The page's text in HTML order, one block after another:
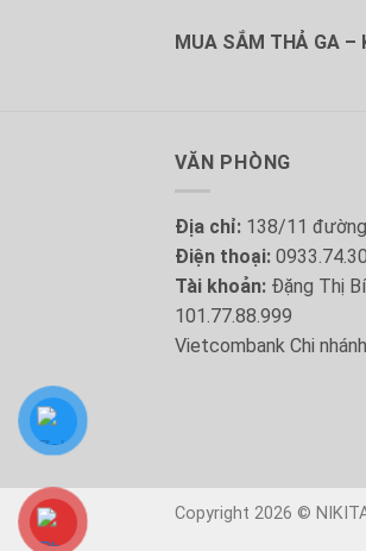
MUA SẮM THẢ GA –
VĂN PHÒNG
Địa chỉ: 138/11
Điện thoại:
Tài khoản: Đặng Thị
101.77.88.999
Vietcombank Chi
Copyright 2026 ©